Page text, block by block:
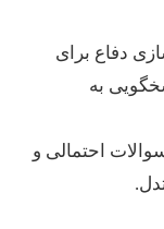
برای
به
احتمالی و